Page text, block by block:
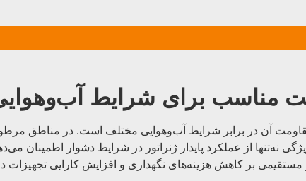
مناسب برای شرایط
آن در برابر شرایط آب‌وهوایی مختلف است. در مناطق
نه‌تنها از عملکرد پایدار ژنراتور در شرایط دشوار
بر کاهش هزینه‌های نگهداری و افزایش کارایی تجهیزات